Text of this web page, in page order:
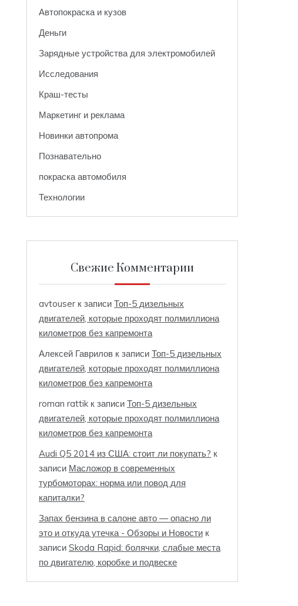
Автопокраска и кузов
Деньги
Зарядные устройства для электромобилей
Исследования
Краш-тесты
Маркетинг и реклама
Новинки автопрома
Познавательно
покраска автомобиля
Технологии
Свежие Комментарии
avtouser к записи Топ-5 дизельных
двигателей, которые проходят полмиллиона
километров без капремонта
Алексей Гаврилов к записи Топ-5 дизельных
двигателей, которые проходят полмиллиона
километров без капремонта
roman rattik к записи Топ-5 дизельных
двигателей, которые проходят полмиллиона
километров без капремонта
Audi Q5 2014 из США: стоит ли покупать? к
записи Масложор в современных
турбомоторах: норма или повод для
капиталки?
Запах бензина в салоне авто — опасно ли
это и откуда утечка - Обзоры и Новости к
записи Skoda Rapid: болячки, слабые места
по двигателю, коробке и подвеске